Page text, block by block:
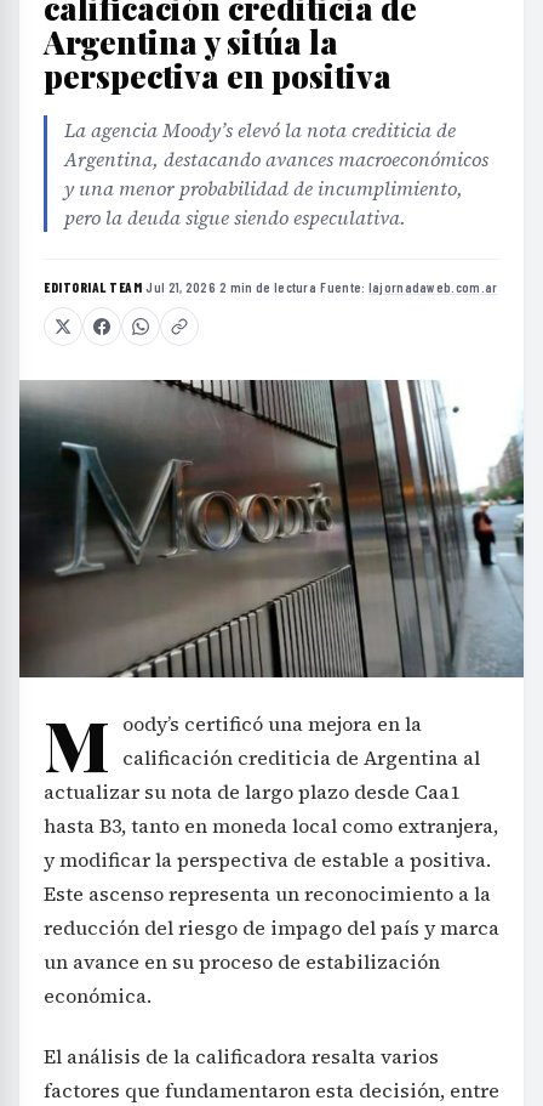
Argentina y sitúa la
perspectiva en positiva
La agencia Moody’s elevó la nota crediticia de
Argentina, destacando avances macroeconómicos
y una menor probabilidad de incumplimiento,
pero la deuda sigue siendo especulativa.
EDITORIAL TEAM·Jul 21, 2026·2 min de lectura·Fuente: lajornadaweb.com.ar
M oody’s certificó una mejora en la
calificación crediticia de Argentina al
actualizar su nota de largo plazo desde Caa1
hasta B3, tanto en moneda local como extranjera,
y modificar la perspectiva de estable a positiva.
Este ascenso representa un reconocimiento a la
reducción del riesgo de impago del país y marca
un avance en su proceso de estabilización
económica.
El análisis de la calificadora resalta varios
factores que fundamentaron esta decisión, entre